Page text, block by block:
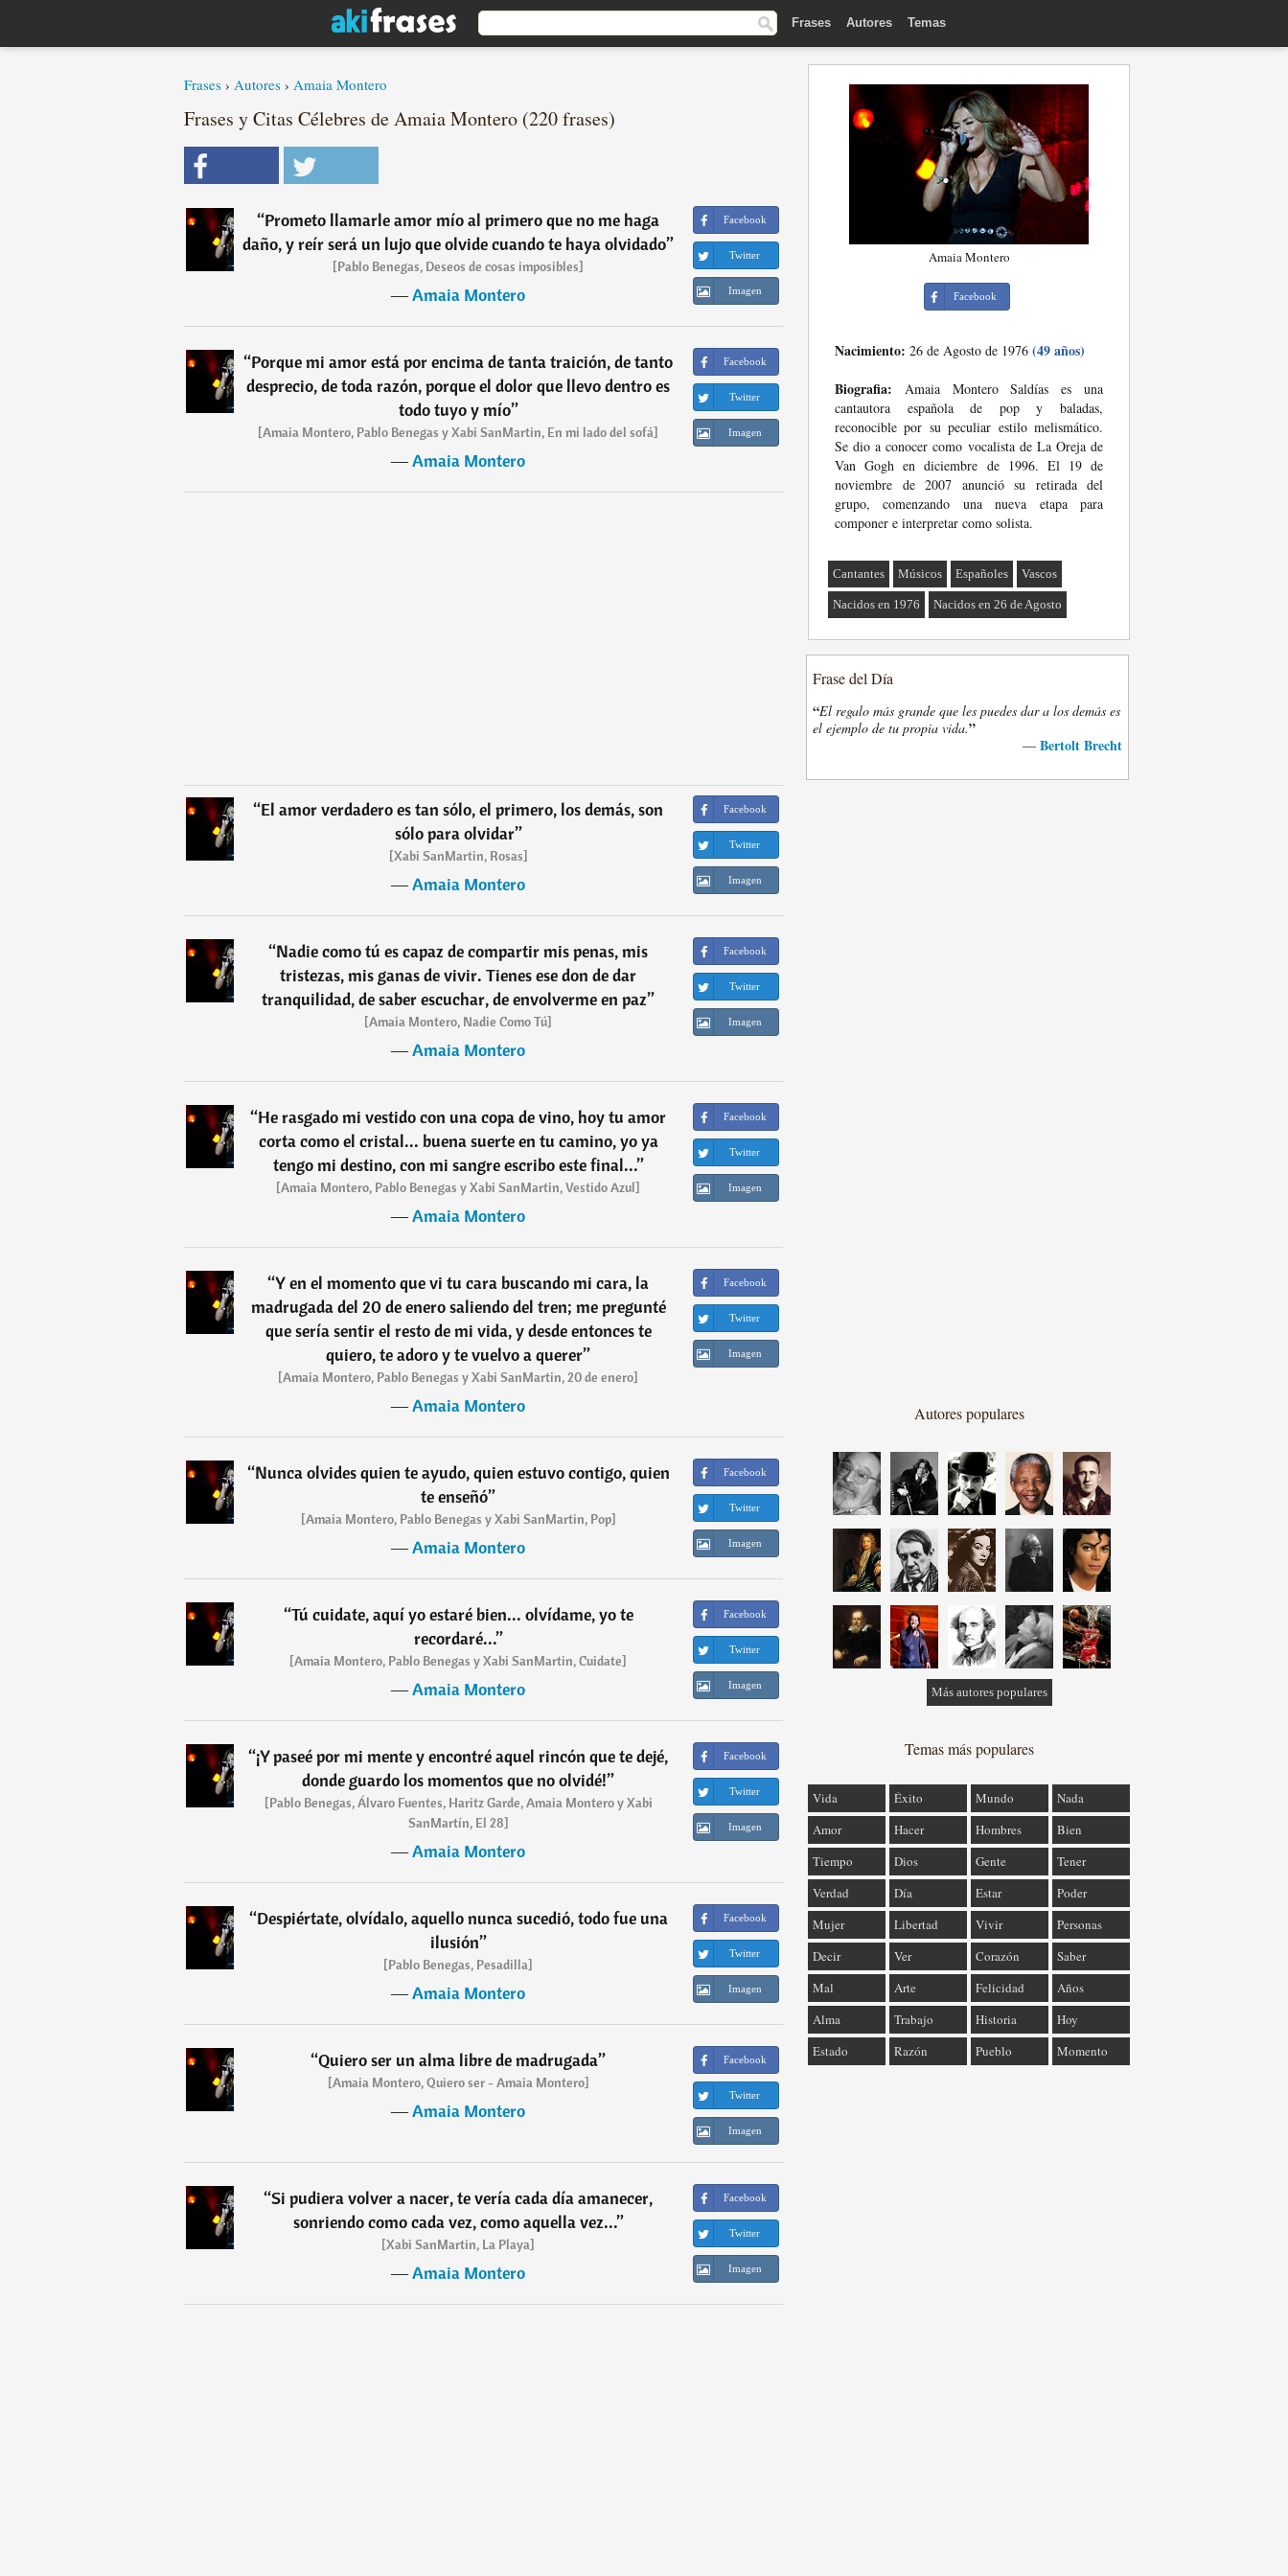
Frases Autores Temas
Frases › Autores › Amaia Montero
Frases y Citas Célebres de Amaia Montero (220 frases)
“Prometo llamarle amor mío al primero que no me haga
daño, y reír será un lujo que olvide cuando te haya olvidado”
[Pablo Benegas, Deseos de cosas imposibles]
―Amaia Montero
Facebook
Twitter
Imagen
“Porque mi amor está por encima de tanta traición, de tanto
desprecio, de toda razón, porque el dolor que llevo dentro es
todo tuyo y mío”
[Amaia Montero, Pablo Benegas y Xabi SanMartin, En mi lado del sofá]
―Amaia Montero
Facebook
Twitter
Imagen
“El amor verdadero es tan sólo, el primero, los demás, son
sólo para olvidar”
[Xabi SanMartin, Rosas]
―Amaia Montero
Facebook
Twitter
Imagen
“Nadie como tú es capaz de compartir mis penas, mis
tristezas, mis ganas de vivir. Tienes ese don de dar
tranquilidad, de saber escuchar, de envolverme en paz”
[Amaia Montero, Nadie Como Tú]
―Amaia Montero
Facebook
Twitter
Imagen
“He rasgado mi vestido con una copa de vino, hoy tu amor
corta como el cristal... buena suerte en tu camino, yo ya
tengo mi destino, con mi sangre escribo este final...”
[Amaia Montero, Pablo Benegas y Xabi SanMartin, Vestido Azul]
―Amaia Montero
Facebook
Twitter
Imagen
“Y en el momento que vi tu cara buscando mi cara, la
madrugada del 20 de enero saliendo del tren; me pregunté
que sería sentir el resto de mi vida, y desde entonces te
quiero, te adoro y te vuelvo a querer”
[Amaia Montero, Pablo Benegas y Xabi SanMartin, 20 de enero]
―Amaia Montero
Facebook
Twitter
Imagen
“Nunca olvides quien te ayudo, quien estuvo contigo, quien
te enseñó”
[Amaia Montero, Pablo Benegas y Xabi SanMartin, Pop]
―Amaia Montero
Facebook
Twitter
Imagen
“Tú cuidate, aquí yo estaré bien... olvídame, yo te
recordaré...”
[Amaia Montero, Pablo Benegas y Xabi SanMartin, Cuidate]
―Amaia Montero
Facebook
Twitter
Imagen
“¡Y paseé por mi mente y encontré aquel rincón que te dejé,
donde guardo los momentos que no olvidé!”
[Pablo Benegas, Álvaro Fuentes, Haritz Garde, Amaia Montero y Xabi
SanMartín, El 28]
―Amaia Montero
Facebook
Twitter
Imagen
“Despiértate, olvídalo, aquello nunca sucedió, todo fue una
ilusión”
[Pablo Benegas, Pesadilla]
―Amaia Montero
Facebook
Twitter
Imagen
“Quiero ser un alma libre de madrugada”
[Amaia Montero, Quiero ser - Amaia Montero]
―Amaia Montero
Facebook
Twitter
Imagen
“Si pudiera volver a nacer, te vería cada día amanecer,
sonriendo como cada vez, como aquella vez...”
[Xabi SanMartin, La Playa]
―Amaia Montero
Facebook
Twitter
Imagen
Amaia Montero
Facebook
Nacimiento: 26 de Agosto de 1976 (49 años)
Biografia: Amaia Montero Saldías es una
cantautora española de pop y baladas,
reconocible por su peculiar estilo melismático.
Se dio a conocer como vocalista de La Oreja de
Van Gogh en diciembre de 1996. El 19 de
noviembre de 2007 anunció su retirada del
grupo, comenzando una nueva etapa para
componer e interpretar como solista.
Cantantes Músicos Españoles Vascos
Nacidos en 1976 Nacidos en 26 de Agosto
Frase del Día
“El regalo más grande que les puedes dar a los demás es
el ejemplo de tu propia vida.”
— Bertolt Brecht
Autores populares
Más autores populares
Temas más populares
Vida Éxito Mundo
Nada
Amor
Hacer Hombres
Bien
Tiempo
Dios Gente
Tener
Verdad
Día Estar
Poder
Mujer
Libertad Vivir
Personas
Decir
Ver Corazón
Saber
Mal
Arte Felicidad
Años
Alma
Trabajo Historia
Hoy
Estado
Razón Pueblo Momento